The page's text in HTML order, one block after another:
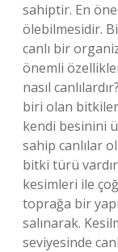
sahiptir. En
ölebilmesidir.
canlı bir
önemli
nasıl
biri olan
kendi besinini
sahip canlılar
bitki türü
kesimleri ile
toprağa bir
salınarak.
seviyesinde